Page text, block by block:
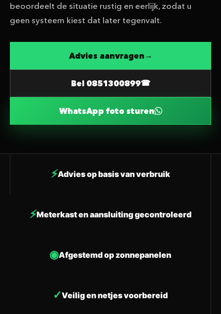
beoordeelt de situatie rustig en eerlijk, zodat u
geen systeem kiest dat later tegenvalt.
Advies aanvragen
Bel 0851300899
WhatsApp foto sturen
Advies op basis van verbruik
Meterkast en aansluiting gecontroleerd
Afgestemd op zonnepanelen
Veilig en netjes voorbereid